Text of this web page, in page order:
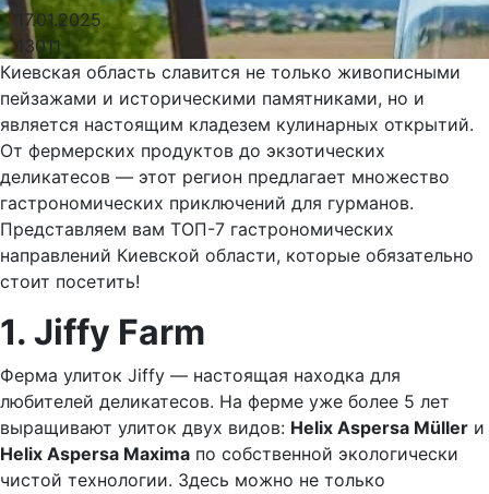
17.01.2025
13011
Киевская область славится не только живописными
пейзажами и историческими памятниками, но и
является настоящим кладезем кулинарных открытий.
От фермерских продуктов до экзотических
деликатесов — этот регион предлагает множество
гастрономических приключений для гурманов.
Представляем вам ТОП-7 гастрономических
направлений Киевской области, которые обязательно
стоит посетить!
1. Jiffy Farm
Ферма улиток Jiffy — настоящая находка для
любителей деликатесов. На ферме уже более 5 лет
выращивают улиток двух видов: Helix Aspersa Müller и
Helix Aspersa Maxima по собственной экологически
чистой технологии. Здесь можно не только